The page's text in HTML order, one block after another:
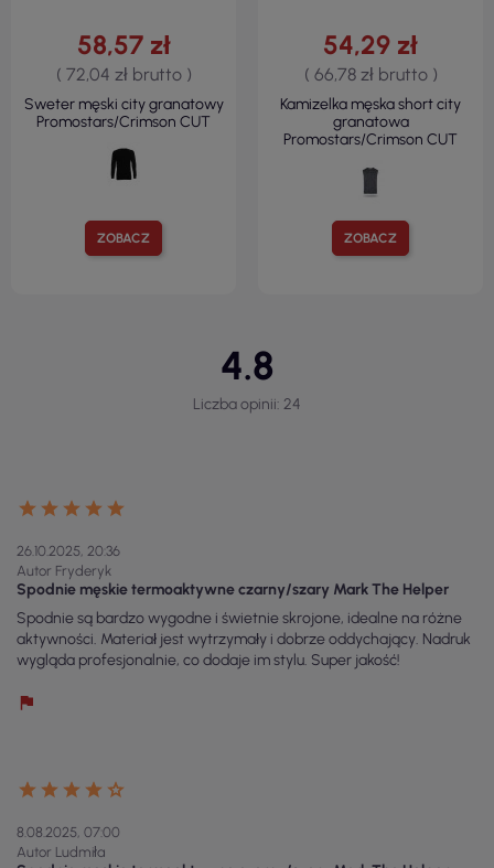
ZOBACZ
58,57 zł
( 72,04 zł brutto )
Sweter męski city granatowy
Promostars/Crimson CUT
ZOBACZ
54,29 zł
( 66,78 zł brutto )
Kamizelka męska short city
granatowa
Promostars/Crimson CUT
4.8
Liczba opinii: 24
26.10.2025, 20:36
Autor Fryderyk
Spodnie męskie termoaktywne czarny/szary Mark The Helper
Spodnie są bardzo wygodne i świetnie skrojone, idealne na różne
aktywności. Materiał jest wytrzymały i dobrze oddychający. Nadruk
wygląda profesjonalnie, co dodaje im stylu. Super jakość!
8.08.2025, 07:00
Autor Ludmiła